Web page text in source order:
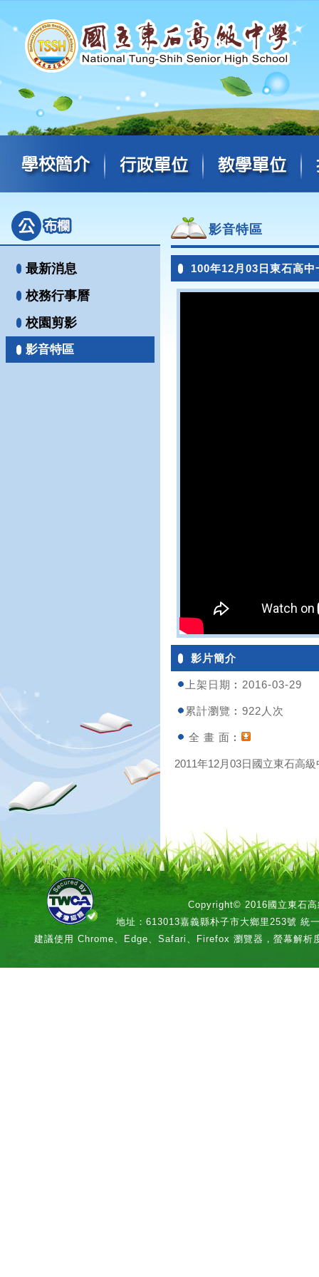
最新消息
校務行事曆
校園剪影
影音特區
影音特區
100年12月03日東石高中
影片簡介
上架日期︰2016-03-29
累計瀏覽︰922人次
全 畫 面︰
2011年12月03日國立東石高
Copyright© 2016國立東石高
地址：613013嘉義縣朴子市大鄉里253號 統
建議使用 Chrome、Edge、Safari、Firefox 瀏覽器，螢幕解